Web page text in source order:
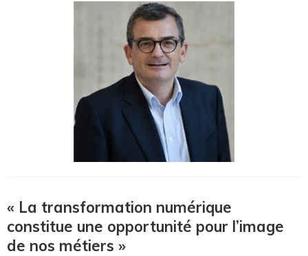
« La transformation numérique
constitue une opportunité pour l’image
de nos métiers »